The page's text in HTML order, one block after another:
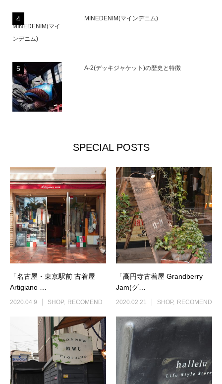
MINEDENIM(マインデニム)
A-2(デッキジャケット)の歴史と特徴
SPECIAL POSTS
「名古屋・東京駅前 古着屋
Artigiano …
2020.04.9 SHOP RECOMEND
「高円寺古着屋 Grandberry
Jam(グ…
2020.02.21 SHOP RECOMEND